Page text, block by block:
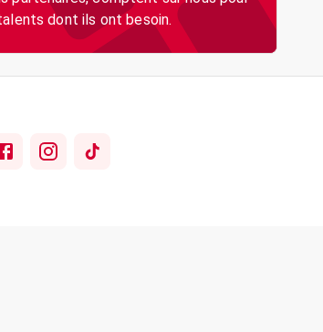
dont ils ont besoin.